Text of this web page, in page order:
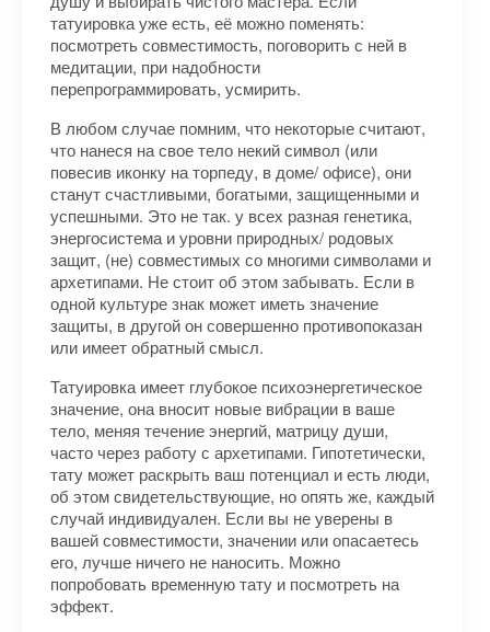
татуировка уже есть, её можно поменять:
посмотреть совместимость, поговорить с ней в
медитации, при надобности
перепрограммировать, усмирить.
В любом случае помним, что некоторые считают,
что нанеся на свое тело некий символ (или
повесив иконку на торпеду, в доме/ офисе), они
станут счастливыми, богатыми, защищенными и
успешными. Это не так. у всех разная генетика,
энергосистема и уровни природных/ родовых
защит, (не) совместимых со многими символами и
архетипами. Не стоит об этом забывать. Если в
одной культуре знак может иметь значение
защиты, в другой он совершенно противопоказан
или имеет обратный смысл.
Татуировка имеет глубокое психоэнергетическое
значение, она вносит новые вибрации в ваше
тело, меняя течение энергий, матрицу души,
часто через работу с архетипами. Гипотетически,
тату может раскрыть ваш потенциал и есть люди,
об этом свидетельствующие, но опять же, каждый
случай индивидуален. Если вы не уверены в
вашей совместимости, значении или опасаетесь
его, лучше ничего не наносить. Можно
попробовать временную тату и посмотреть на
эффект.